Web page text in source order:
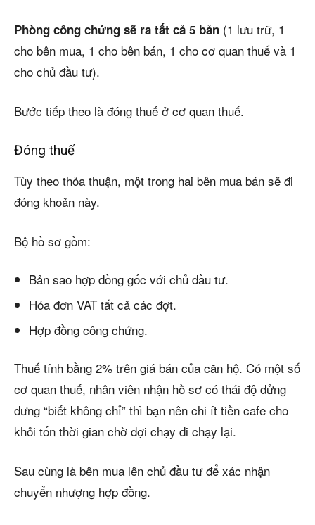
Phòng công chứng sẽ ra tất cả 5 bản (1 lưu trữ, 1
cho bên mua, 1 cho bên bán, 1 cho cơ quan thuế và 1
cho chủ đầu tư).
Bước tiếp theo là đóng thuế ở cơ quan thuế.
Đóng thuế
Tùy theo thỏa thuận, một trong hai bên mua bán sẽ đi
đóng khoản này.
Bộ hồ sơ gồm:
Bản sao hợp đồng gốc với chủ đầu tư.
Hóa đơn VAT tất cả các đợt.
Hợp đồng công chứng.
Thuế tính bằng 2% trên giá bán của căn hộ. Có một số
cơ quan thuế, nhân viên nhận hồ sơ có thái độ dửng
dưng “biết không chỉ” thì bạn nên chi ít tiền cafe cho
khỏi tốn thời gian chờ đợi chạy đi chạy lại.
Sau cùng là bên mua lên chủ đầu tư để xác nhận
chuyển nhượng hợp đồng.